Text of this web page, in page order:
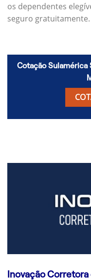
os dependentes
seguro gratuitamente.
Cotação Sulamérica
Inovação Corretora